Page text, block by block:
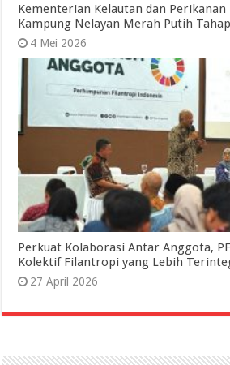
Kementerian Kelautan dan Perikanan
Kampung Nelayan Merah Putih
4 Mei 2026
Perkuat Kolaborasi Antar Anggota,
Kolektif Filantropi yang Lebih
27 April 2026